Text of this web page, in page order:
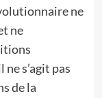
ne
ne
s’agit pas
de la